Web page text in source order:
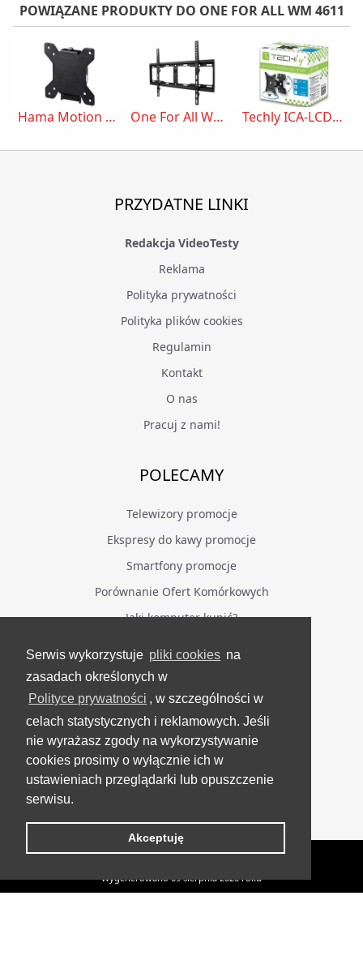
Serwis wykorzystuje pliki cookies na
zasadach określonych w
Polityce prywatności , w szczególności w
celach statystycznych i reklamowych. Jeśli
nie wyrażasz zgody na wykorzystywanie
cookies prosimy o wyłącznie ich w
ustawieniach przeglądarki lub opuszczenie
serwisu.
Akceptuję
POWIĄZANE PRODUKTY DO ONE FOR ALL WM 4611
Hama Motion XS 220802 One For All WM 4611 Techly ICA-LCD 201BK
PRZYDATNE LINKI
Redakcja VideoTesty
Reklama
Polityka prywatności
Polityka plików cookies
Regulamin
Kontakt
O nas
Pracuj z nami!
POLECAMY
Telewizory promocje
Ekspresy do kawy promocje
Smartfony promocje
Porównanie Ofert Komórkowych
Jaki komputer kupić?
BĄDŹ NA BIEŻĄCO
Facebook
Grupa Testerzy Videotestów
YouTube
Twitter
VideoTesty.pl Wszelkie prawa zastrzeżone
Wygenerowano 09 sierpnia 2026 roku